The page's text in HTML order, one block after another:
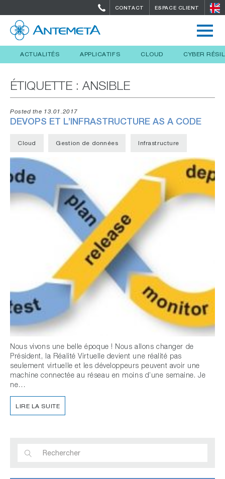
CONTACT ESPACE CLIENT
ACTUALITÉS APPLICATIFS CLOUD CYBER
ÉTIQUETTE : ANSIBLE
Posted the 13.01.2017
DEVOPS ET L’INFRASTRUCTURE AS A CODE
Cloud Gestion de données Infrastructure
Nous vivons une belle époque ! Nous allons changer de
Président, la Réalité Virtuelle devient une réalité pas
seulement virtuelle et les développeurs peuvent avoir une
machine connectée au réseau en moins d’une semaine. Je
ne…
LIRE LA SUITE